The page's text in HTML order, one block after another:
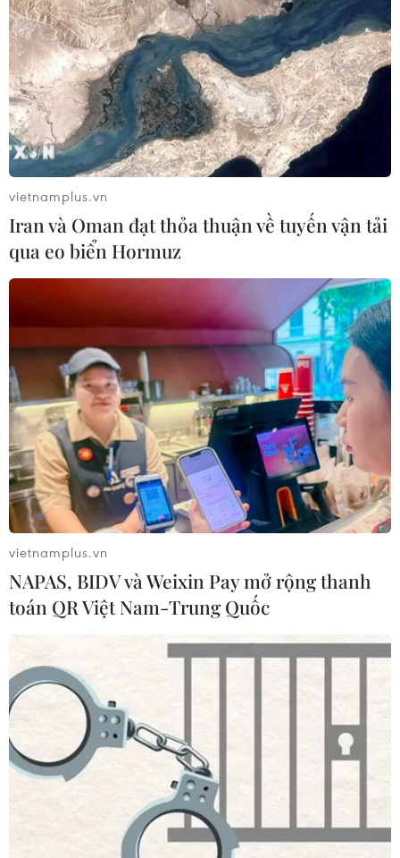
TIN CÙNG CHUYÊN MỤC
Italy và Hy Lạp trở thành điểm nóng
của virus Tây sông Nile
06/08/2026 13:24
vietnamplus.vn
Iran và Oman đạt thỏa thuận về tuyến vận tải
qua eo biển Hormuz
vietnamplus.vn
NAPAS, BIDV và Weixin Pay mở rộng thanh
toán QR Việt Nam-Trung Quốc